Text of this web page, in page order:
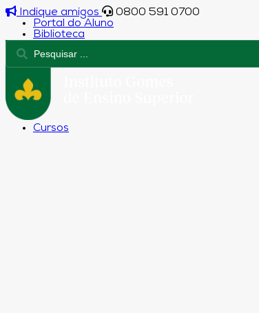
Indique amigos
0800 591 0700
Portal do Aluno
Biblioteca
Cursos